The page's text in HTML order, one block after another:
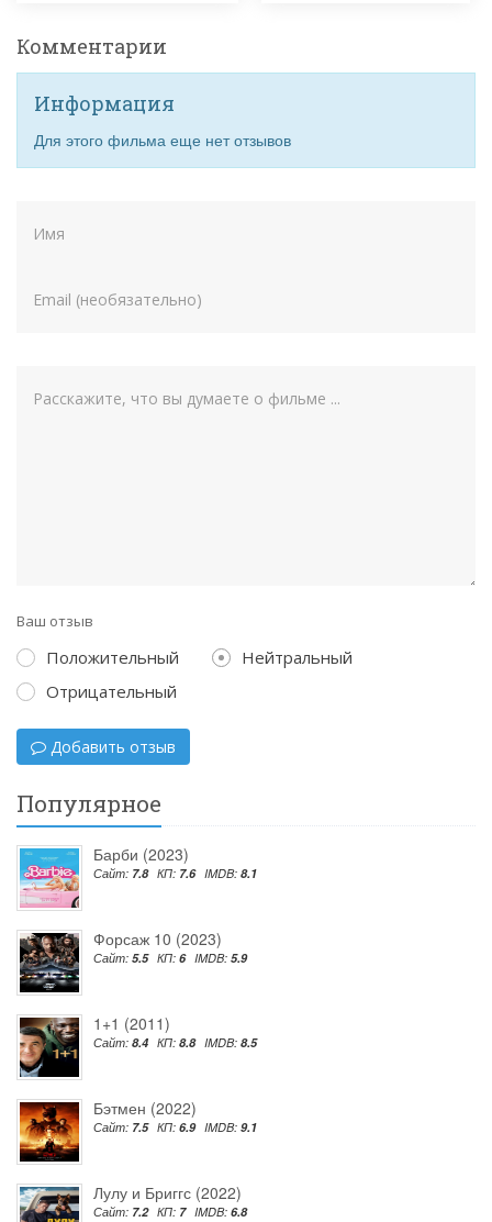
Комментарии
Информация
Для этого фильма еще нет отзывов
Ваш отзыв
Положительный
Нейтральный
Отрицательный
Добавить отзыв
Популярное
Барби (2023)
Сайт: 7.8 КП: 7.6 IMDB: 8.1
Форсаж 10 (2023)
Сайт: 5.5 КП: 6 IMDB: 5.9
1+1 (2011)
Сайт: 8.4 КП: 8.8 IMDB: 8.5
Бэтмен (2022)
Сайт: 7.5 КП: 6.9 IMDB: 9.1
Лулу и Бриггс (2022)
Сайт: 7.2 КП: 7 IMDB: 6.8